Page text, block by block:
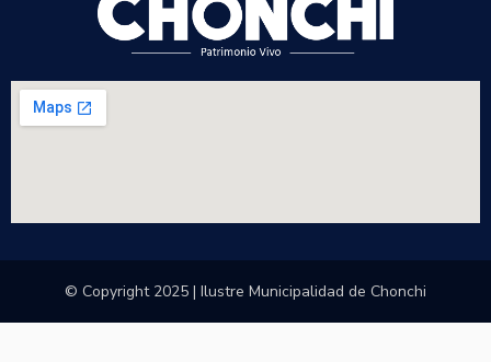
© Copyright 2025 | Ilustre Municipalidad de Chonchi